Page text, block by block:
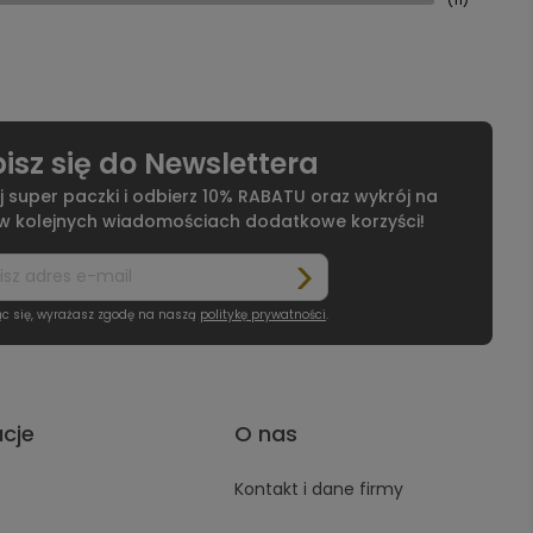
się do Newslettera
paczki i odbierz 10% RABATU oraz wykrój na
kolejnych wiadomościach dodatkowe korzyści!
się, wyrażasz zgodę na naszą politykę prywatności.
O nas
Kontakt i dane firmy